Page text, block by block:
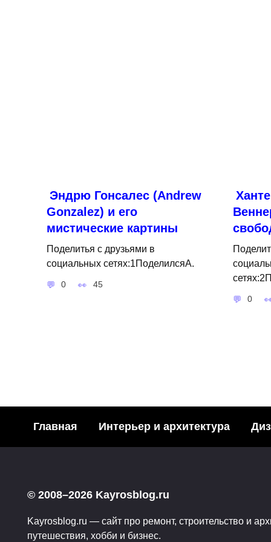
Эндрю Гонсалес (Andrew
Gonzalez) и его
мистические картины
Поделитья с друзьями в
социальных сетях:1ПоделилсяA.
0 45
0
подстаканники… или
эстетика питья
Поделитья с друзьями в
Главная Интерьер и архитектура
© 2008–2026 Kayrosblog.ru
Kayrosblog.ru — сайт про ремонт, строительство и
путешествия, хобби и бизнес.